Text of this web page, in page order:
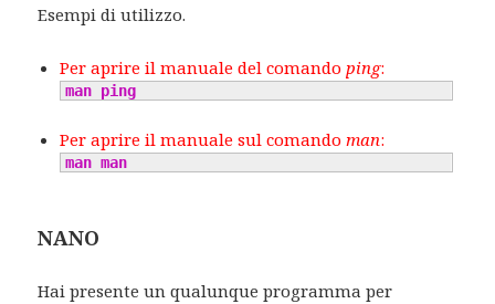
Esempi di utilizzo.
Per aprire il manuale del comandoping:
man ping
Per aprire il manuale sul comando man:
man man
NANO
Hai presente un qualunque programma per